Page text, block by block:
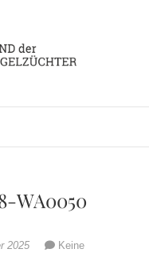
WA0050
2025
Keine